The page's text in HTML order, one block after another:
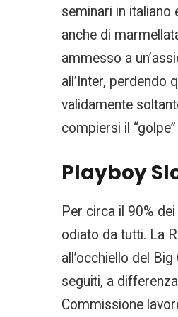
seminari in italiano
anche di
ammesso a
all’Inter,
validamente
compiersi il
Playboy
Per circa il 90%
odiato da tutti. La
all’occhiello del
seguiti, a
Commissione